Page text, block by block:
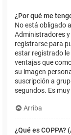
¿Por qué me
No está obligado
Administradores
registrarse para
estar registrado
ventajas que
su imagen
suscripción a
segundos. Es
Arriba
¿Qué es COPPA?